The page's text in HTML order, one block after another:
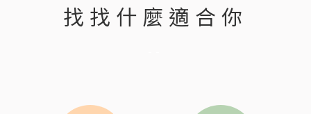
找找什麼適合你